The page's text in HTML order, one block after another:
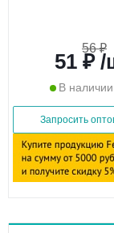
56 ₽
51 ₽ /
В наличии
Запросить